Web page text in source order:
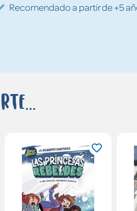
Recomendado a partir de +5